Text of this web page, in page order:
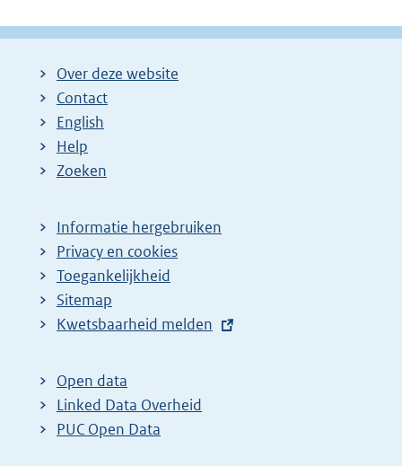
Over deze website
Contact
English
Help
Zoeken
Informatie hergebruiken
Privacy en cookies
Toegankelijkheid
Sitemap
E
t
e
r
Kwetsbaarheid melden
Open data
Linked Data Overheid
PUC Open Data